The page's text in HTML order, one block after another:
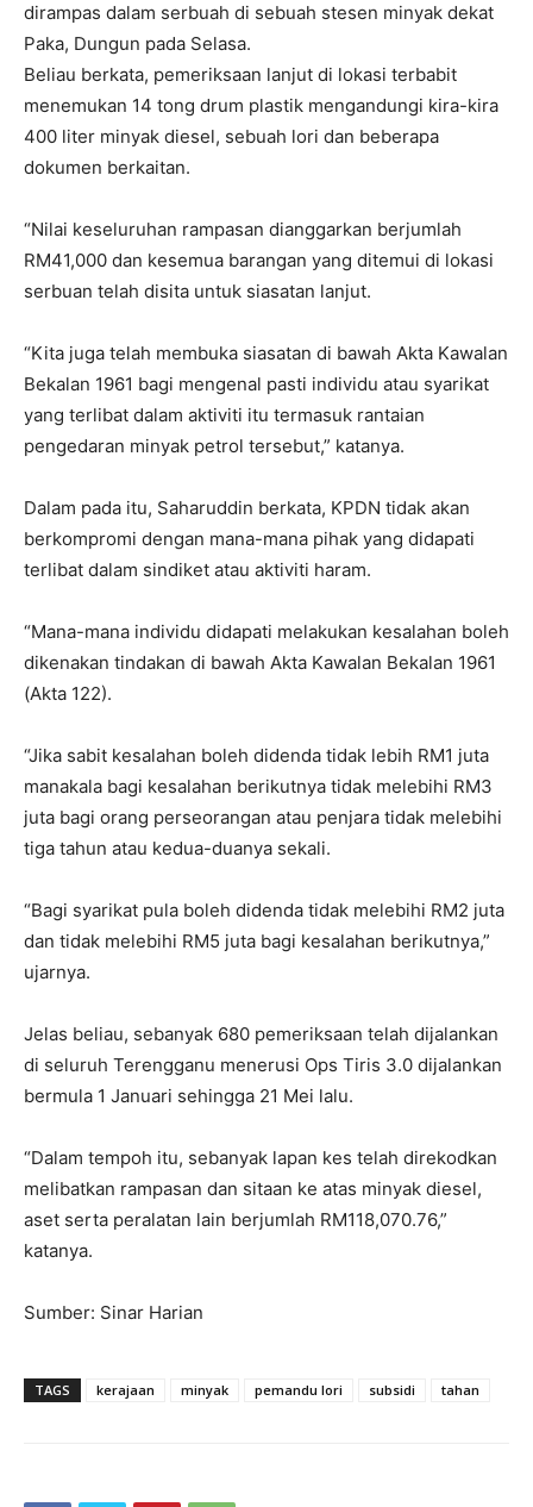
dirampas dalam serbuah di sebuah stesen minyak dekat
Paka, Dungun pada Selasa.
Beliau berkata, pemeriksaan lanjut di lokasi terbabit
menemukan 14 tong drum plastik mengandungi kira-kira
400 liter minyak diesel, sebuah lori dan beberapa
dokumen berkaitan.
“Nilai keseluruhan rampasan dianggarkan berjumlah
RM41,000 dan kesemua barangan yang ditemui di lokasi
serbuan telah disita untuk siasatan lanjut.
“Kita juga telah membuka siasatan di bawah Akta Kawalan
Bekalan 1961 bagi mengenal pasti individu atau syarikat
yang terlibat dalam aktiviti itu termasuk rantaian
pengedaran minyak petrol tersebut,” katanya.
Dalam pada itu, Saharuddin berkata, KPDN tidak akan
berkompromi dengan mana-mana pihak yang didapati
terlibat dalam sindiket atau aktiviti haram.
“Mana-mana individu didapati melakukan kesalahan boleh
dikenakan tindakan di bawah Akta Kawalan Bekalan 1961
(Akta 122).
“Jika sabit kesalahan boleh didenda tidak lebih RM1 juta
manakala bagi kesalahan berikutnya tidak melebihi RM3
juta bagi orang perseorangan atau penjara tidak melebihi
tiga tahun atau kedua-duanya sekali.
“Bagi syarikat pula boleh didenda tidak melebihi RM2 juta
dan tidak melebihi RM5 juta bagi kesalahan berikutnya,”
ujarnya.
Jelas beliau, sebanyak 680 pemeriksaan telah dijalankan
di seluruh Terengganu menerusi Ops Tiris 3.0 dijalankan
bermula 1 Januari sehingga 21 Mei lalu.
“Dalam tempoh itu, sebanyak lapan kes telah direkodkan
melibatkan rampasan dan sitaan ke atas minyak diesel,
aset serta peralatan lain berjumlah RM118,070.76,”
katanya.
Sumber: Sinar Harian
TAGS kerajaan minyak pemandu lori subsidi tahan